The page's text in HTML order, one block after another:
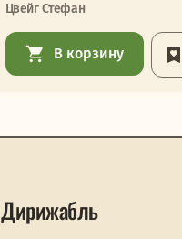
Цвейг Стефан
В корзину
Дирижабль